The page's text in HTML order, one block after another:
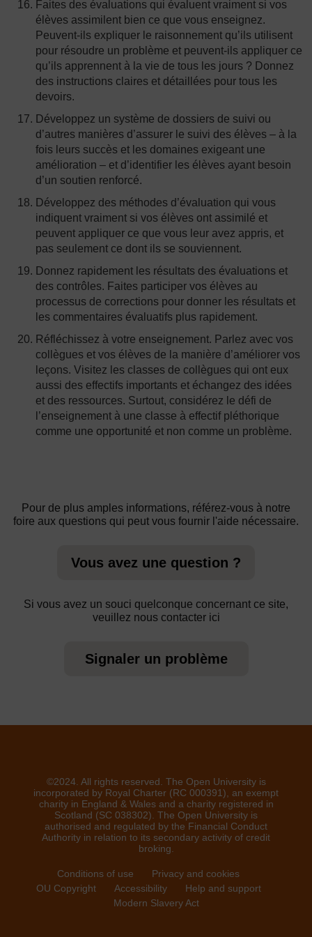
Faites des évaluations qui évaluent vraiment si vos
élèves assimilent bien ce que vous enseignez.
Peuvent-ils expliquer le raisonnement qu’ils utilisent
pour résoudre un problème et peuvent-ils appliquer ce
qu’ils apprennent à la vie de tous les jours ? Donnez
des instructions claires et détaillées pour tous les
devoirs.
Développez un système de dossiers de suivi ou
d’autres manières d’assurer le suivi des élèves – à la
fois leurs succès et les domaines exigeant une
amélioration – et d’identifier les élèves ayant besoin
d’un soutien renforcé.
Développez des méthodes d’évaluation qui vous
indiquent vraiment si vos élèves ont assimilé et
peuvent appliquer ce que vous leur avez appris, et
pas seulement ce dont ils se souviennent.
Donnez rapidement les résultats des évaluations et
des contrôles. Faites participer vos élèves au
processus de corrections pour donner les résultats et
les commentaires évaluatifs plus rapidement.
Réfléchissez à votre enseignement. Parlez avec vos
collègues et vos élèves de la manière d’améliorer vos
leçons. Visitez les classes de collègues qui ont eux
aussi des effectifs importants et échangez des idées
et des ressources. Surtout, considérez le défi de
l’enseignement à une classe à effectif pléthorique
comme une opportunité et non comme un problème.
Pour de plus amples informations, référez-vous à notre
foire aux questions qui peut vous fournir l'aide nécessaire.
Vous avez une question ?
Si vous avez un souci quelconque concernant ce site,
veuillez nous contacter ici
Signaler un problème
©2024. All rights reserved. The Open University is
incorporated by Royal Charter (RC 000391), an exempt
charity in England & Wales and a charity registered in
Scotland (SC 038302). The Open University is
authorised and regulated by the Financial Conduct
Authority in relation to its secondary activity of credit
broking.
Conditions of use
Privacy and cookies
OU Copyright
Accessibility
Help and support
Modern Slavery Act